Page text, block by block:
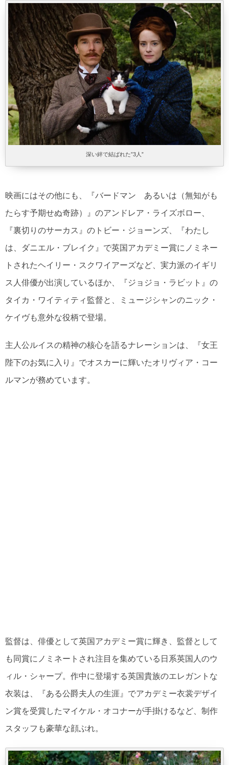
深い絆で結ばれた”3人”
映画にはその他にも、『バードマン あるいは（無知がも
たらす予期せぬ奇跡）』のアンドレア・ライズボロー、
『裏切りのサーカス』のトビー・ジョーンズ、『わたし
は、ダニエル・ブレイク』で英国アカデミー賞にノミネー
トされたヘイリー・スクワイアーズなど、実力派のイギリ
ス人俳優が出演しているほか、『ジョジョ・ラビット』の
タイカ・ワイティティ監督と、ミュージシャンのニック・
ケイヴも意外な役柄で登場。
主人公ルイスの精神の核心を語るナレーションは、『女王
陛下のお気に入り』でオスカーに輝いたオリヴィア・コー
ルマンが務めています。
監督は、俳優として英国アカデミー賞に輝き、監督として
も同賞にノミネートされ注目を集めている日系英国人のウ
ィル・シャープ。作中に登場する英国貴族のエレガントな
衣装は、『ある公爵夫人の生涯』でアカデミー衣裳デザイ
ン賞を受賞したマイケル・オコナーが手掛けるなど、制作
スタッフも豪華な顔ぶれ。